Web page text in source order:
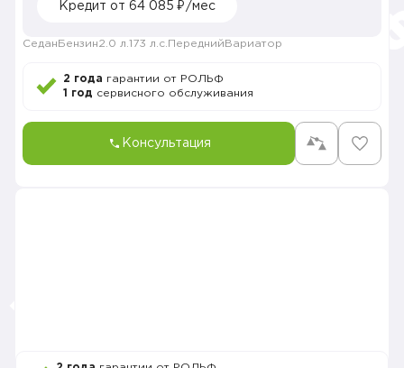
Кредит от 64 085 ₽/мес
Седан Бензин2.0 л. 173 л.с. Передний Вариатор
2 года гарантии от РОЛЬФ
1 год сервисного обслуживания
Консультация